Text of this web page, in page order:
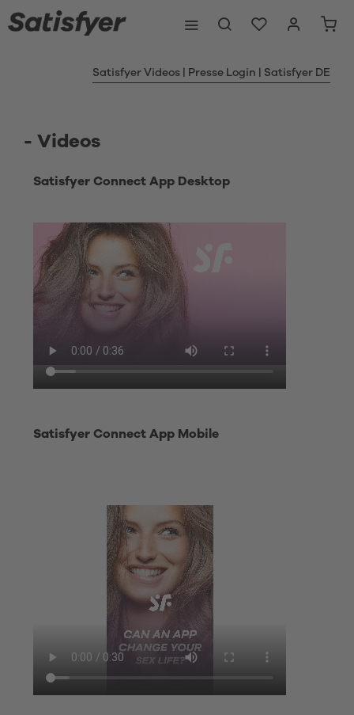
Satisfyer Videos | Presse Login | Satisfyer DE
- Videos
Satisfyer Connect App Desktop
Satisfyer Connect App Mobile